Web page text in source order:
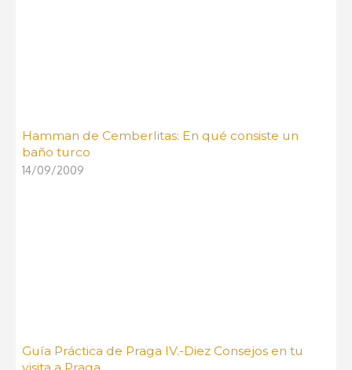
Hamman de Cemberlitas: En qué consiste un
baño turco
14/09/2009
Guía Práctica de Praga IV.-Diez Consejos en tu
visita a Praga